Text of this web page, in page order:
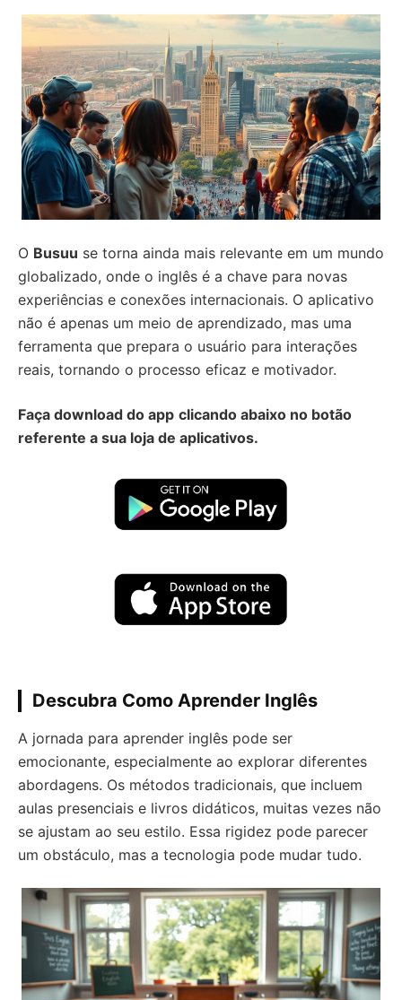
O Busuu se torna ainda mais relevante em um mundo
globalizado, onde o inglês é a chave para novas
experiências e conexões internacionais. O aplicativo
não é apenas um meio de aprendizado, mas uma
ferramenta que prepara o usuário para interações
reais, tornando o processo eficaz e motivador.
Faça download do app clicando abaixo no botão
referente a sua loja de aplicativos.
Descubra Como Aprender Inglês
A jornada para aprender inglês pode ser
emocionante, especialmente ao explorar diferentes
abordagens. Os métodos tradicionais, que incluem
aulas presenciais e livros didáticos, muitas vezes não
se ajustam ao seu estilo. Essa rigidez pode parecer
um obstáculo, mas a tecnologia pode mudar tudo.